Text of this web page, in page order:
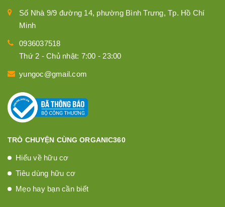
Số Nhà 9/9 đường 14, phường Bình Trưng, Tp. Hồ Chí
Minh
0936037518
Thứ 2 - Chủ nhật: 7:00 - 23:00
yungoc@gmail.com
TRÒ CHUYỆN CÙNG ORGANIC360
Hiểu về hữu cơ
Tiêu dùng hữu cơ
Mẹo hay bạn cần biết